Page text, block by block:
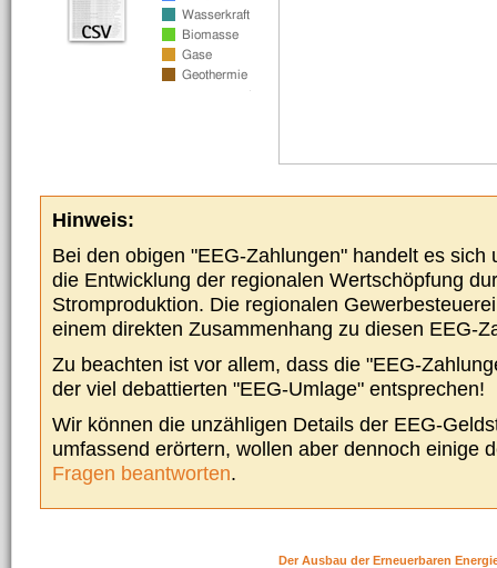
Hinweis:
Bei den obigen "EEG-Zahlungen" handelt es sich
die Entwicklung der regionalen Wertschöpfung
Stromproduktion. Die regionalen
einem direkten Zusammenhang zu diesen EEG-
Zu beachten ist vor allem, dass die "EEG-
der viel debattierten "EEG-Umlage" entsprechen!
Wir können die unzähligen Details der EEG-
umfassend erörtern, wollen aber dennoch einige
Fragen beantworten.
Der Ausbau der Erneuerbaren